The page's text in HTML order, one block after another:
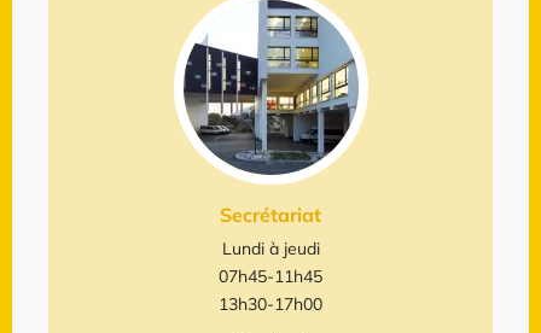
Secrétariat
Lundi à jeudi
07h45-11h45
13h30-17h00